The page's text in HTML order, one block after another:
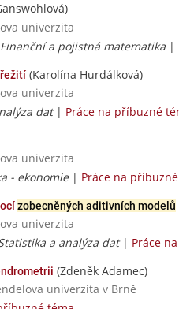
univerzita
a pojistná matematika |
(Karolína Hurdálková)
univerzita
dat| Práce na příbuzné
univerzita
- ekonomie| Práce na
zobecněných aditivních modelů
univerzita
a analýza dat| Práce
(Zdeněk Adamec)
univerzita v Brně